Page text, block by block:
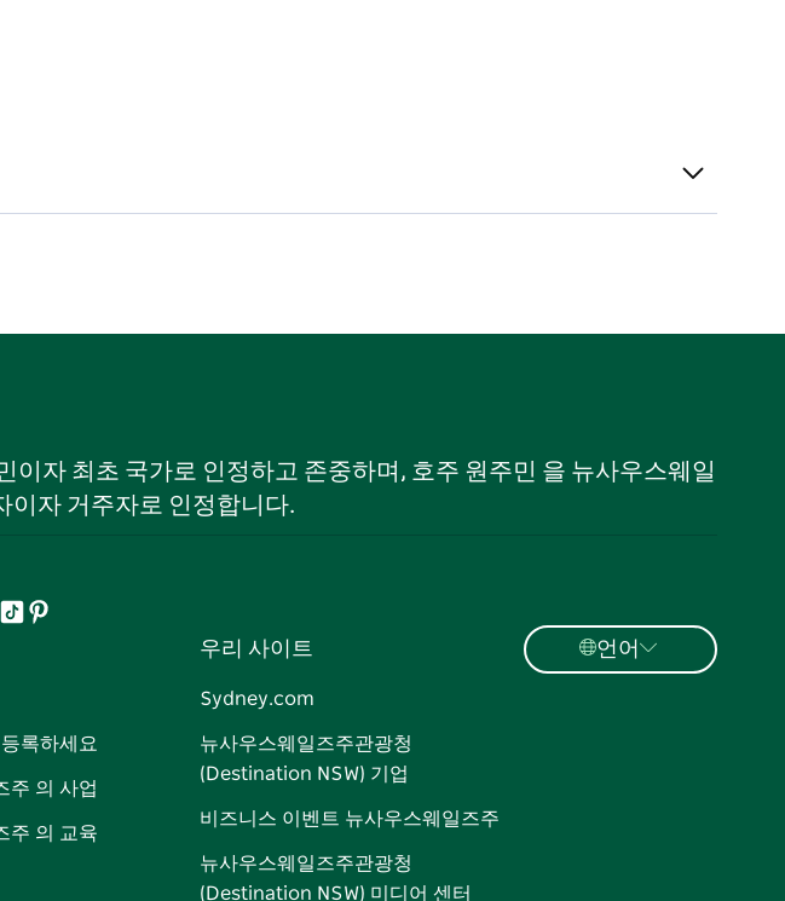
자 최초 국가로 인정하고 존중하며, 호주 원주민 을 뉴사우스웨일
이자 거주자로 인정합니다.
틱
핀
트
록하세요
주 의 사업
주 의 교육
우리 사이트
Sydney.com
뉴사우스웨일즈주관광청
(Destination NSW) 기업
비즈니스 이벤트 뉴사우스웨일즈주
뉴사우스웨일즈주관광청
(Destination NSW) 미디어 센터
언어